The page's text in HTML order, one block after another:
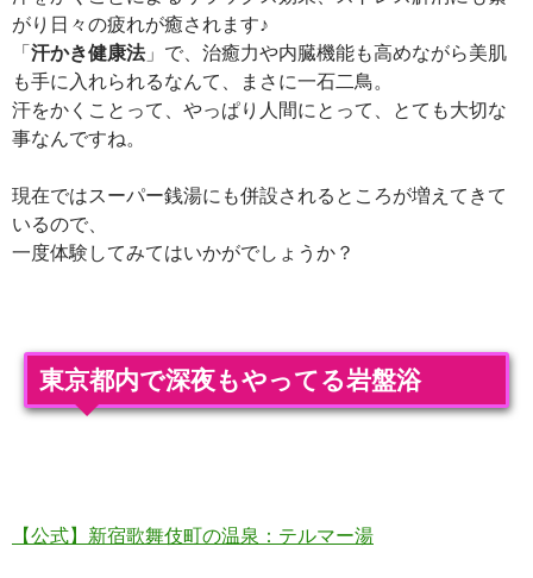
がり日々の疲れが癒されます♪
「汗かき健康法」で、治癒力や内臓機能も高めながら美肌
も手に入れられるなんて、まさに一石二鳥。
汗をかくことって、やっぱり人間にとって、とても大切な
事なんですね。
現在ではスーパー銭湯にも併設されるところが増えてきて
いるので、
一度体験してみてはいかがでしょうか？
東京都内で深夜もやってる岩盤浴
【公式】新宿歌舞伎町の温泉：テルマー湯